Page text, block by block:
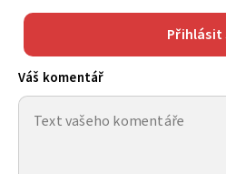
Přihlásit
Váš komentář